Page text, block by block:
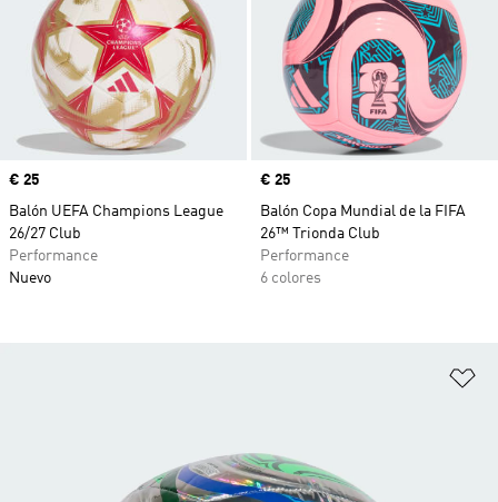
Precio
€ 25
Balón UEFA Champions League
26/27 Club
Performance
Nuevo
Precio
€ 25
Balón Copa Mundial de la FIFA
26™ Trionda Club
Performance
6 colores